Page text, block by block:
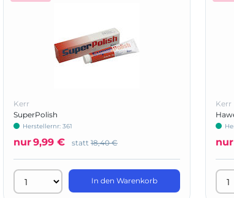
Kerr
SuperPolish
Herstellernr: 361
nur9,99 € statt 18,40 €
In den Warenkorb
Kerr
nur